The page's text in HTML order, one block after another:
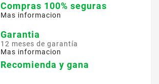
Compras 100% seguras
Mas informacion
Garantia
12 meses de garantía
Mas informacion
Recomienda y gana